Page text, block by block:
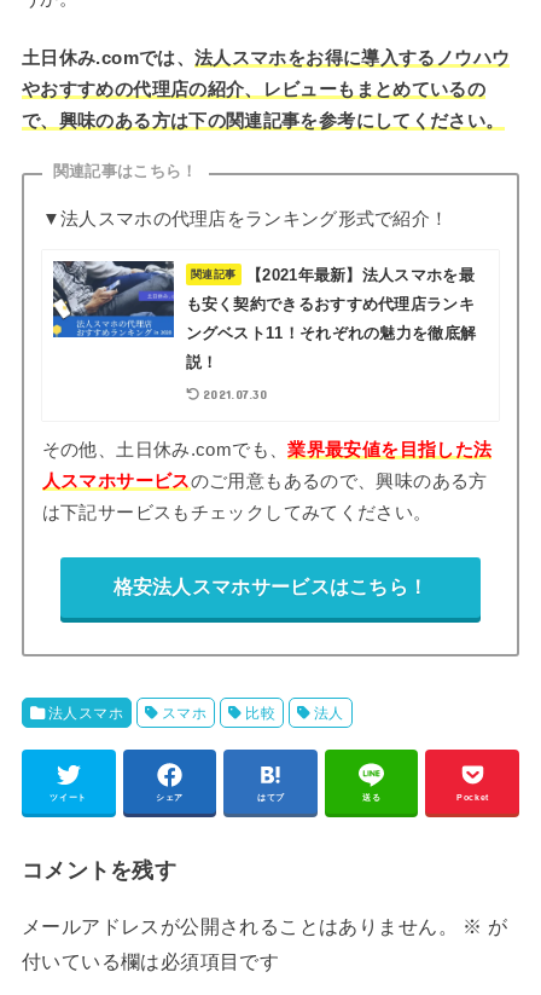
土日休み.comでは、 法人スマホをお得に導入するノウハウ
やおすすめの代理店の紹介、レビューもまとめているの
で、興味のある方は下の関連記事を参考にしてください。
関連記事はこちら！
▼法人スマホの代理店をランキング形式で紹介！
関連記事
【2021年最新】法人スマホを最
も安く契約できるおすすめ代理店ランキ
ングベスト11！それぞれの魅力を徹底解
説！
2021.07.30
その他、土日休み.comでも、業界最安値を目指した法
人スマホサービスのご用意もあるので、興味のある方
は下記サービスもチェックしてみてください。
格安法人スマホサービスはこちら！
法人スマホ スマホ 比較 法人
ツイート シェア はてブ 送る Pocket
コメントを残す
メールアドレスが公開されることはありません。 ※ が
付いている欄は必須項目です